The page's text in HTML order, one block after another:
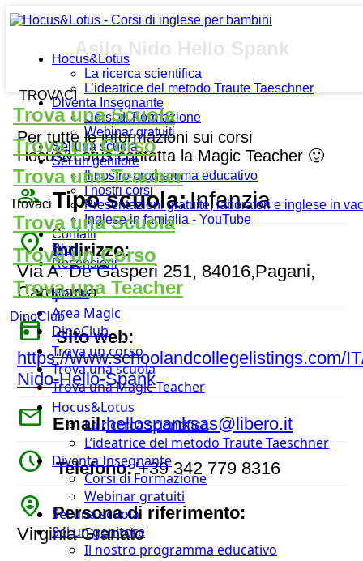
Hocus&Lotus
La ricerca scientifica
L’ideatrice del metodo Traute Taeschner
Diventa Insegnante
Corsi di Formazione
Webinar gratuiti
Sei una scuola
Sei un genitore
Il nostro programma educativo
I nostri corsi
Presentazioni gratuite, laboratori e inglese in
Inglese in famiglia - YouTube
Contatti
Blog
Recensioni
Home
Area Magic
DinoClub
Trova un corso
Trova una scuola
Trova una Magic Teacher
Hocus&Lotus
La ricerca scientifica
L’ideatrice del metodo Traute Taeschner
Diventa Insegnante
Corsi di Formazione
Webinar gratuiti
Sei una scuola
Sei un genitore
Il nostro programma educativo
TROVACI
Trova una Scuola
Trova un Corso
Trova una Teacher
Trovaci
Trova una Scuola
Trova un Corso
Trova una Teacher
DinoClub
Asilo Nido Hello Spank
Per tutte le informazioni sui corsi
Hocus&Lotus contatta la Magic Teacher 🙂
people_outline Tipo scuola:Infanzia
place Indirizzo:
Via A. De Gasperi 251, 84016,Pagani,
Campania
today
Sito web:
https://www.schoolandcollegelistings.com/
Nido-Hello-Spank
mail Email:hellospanksas@libero.it
watch_later Telefono:'+39 342 779 8316
person_pin_circle Persona di riferimento:
Virginia Granato